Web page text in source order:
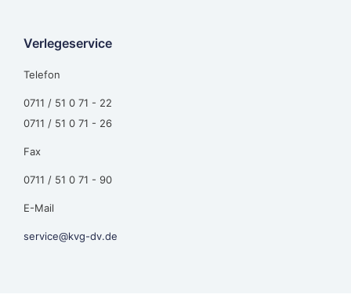
Verlegeservice
Telefon
0711 / 51 0 71 - 22
0711 / 51 0 71 - 26
Fax
0711 / 51 0 71 - 90
E-Mail
service@kvg-dv.de